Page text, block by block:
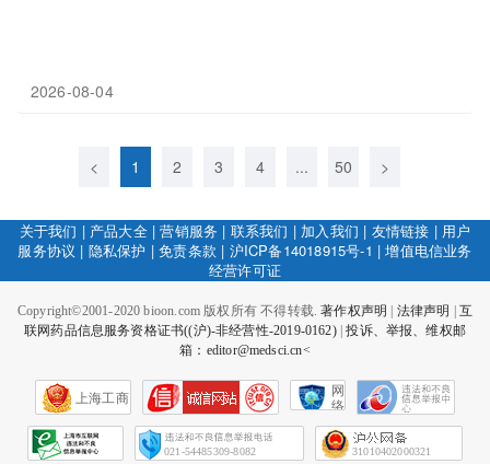
2026-08-04
< 1 2 3 4 ... 50 >
关于我们 | 产品大全|营销服务 | 联系我们 | 加入我们 | 友情链接 | 用户
服务协议 | 隐私保护 |免责条款 | 沪ICP备14018915号-1 |增值电信业务
经营许可证
Copyright©2001-2020 bioon.com 版权所有 不得转载.著作权声明 法律声明
互
联网药品信息服务资格证书((沪)-非经营性-2019-0162)|投诉、举报、维权邮
箱：editor@medsci.cn<
上海工商
网
络
会
征
021-54485309-8082 31010402000321